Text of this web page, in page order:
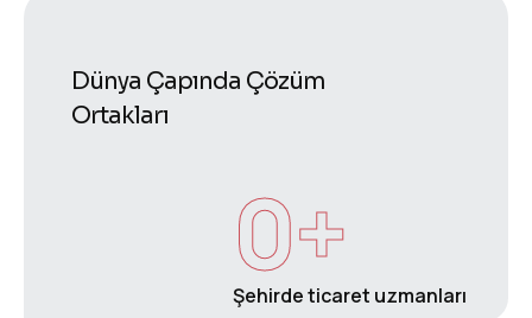
Dünya Çapında Çözüm
Ortakları
Şehirde ticaret uzmanları
0+